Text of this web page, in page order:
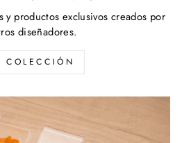
y productos exclusivos creados por
diseñadores.
COLECCIÓN